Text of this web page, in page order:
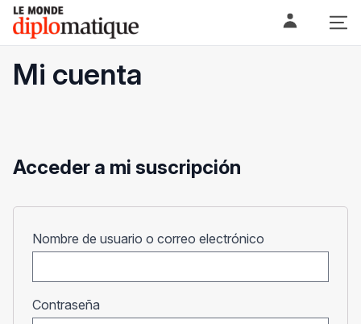
Skip
content
Le monde diplomatique
Mi cuenta
Acceder a mi suscripción
Nombre de usuario o correo electrónico
Contraseña